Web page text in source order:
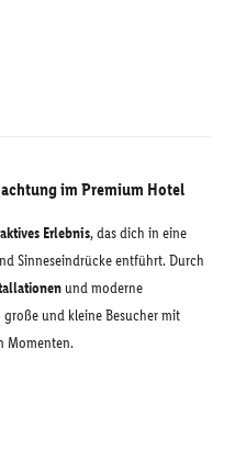
im Premium Hotel
Erlebnis, das dich in eine
Sinneseindrücke entführt. Durch
und moderne
große und kleine Besucher mit
Momenten.